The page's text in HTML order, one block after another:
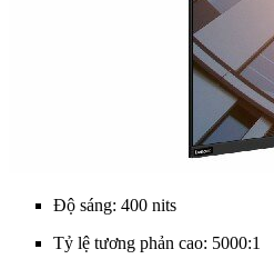
Độ sáng: 400 nits
Tỷ lệ tương phản cao: 5000:1